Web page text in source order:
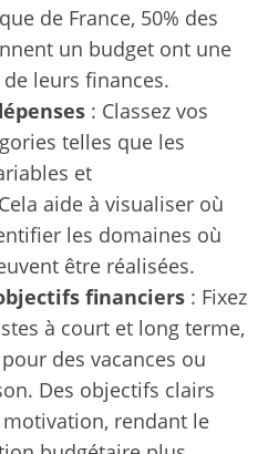
de France, 50% des
un budget ont une
leurs finances.
: Classez vos
telles que les
et
aide à visualiser où
les domaines où
être réalisées.
financiers: Fixez
à court et long terme,
des vacances ou
Des objectifs clairs
rendant le